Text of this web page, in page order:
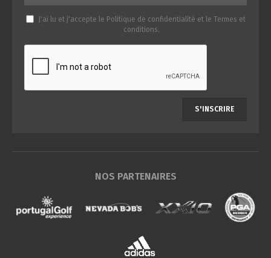
J'ai lu et j'accepte le Politique de confidentialité et le Termes et
conditions.
S'INSCRIRE
NOS PARTENAIRES